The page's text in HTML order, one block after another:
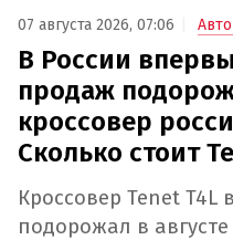
07 августа 2026, 07:06
В России
продаж
кроссовер
Сколько стоит
Кроссовер Tenet
подорожал в